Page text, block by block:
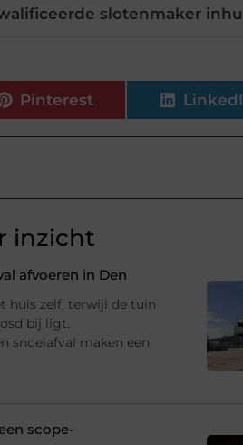
slotenmaker
Pinterest
inzicht
afvoeren in Den
huis zelf, terwijl de tuin
bij ligt.
snoeiafval maken een
scope-